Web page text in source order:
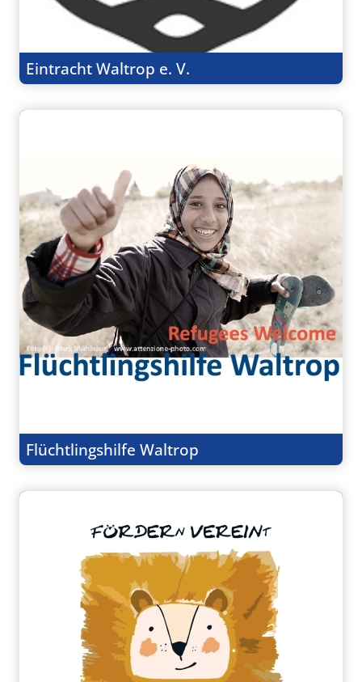
Eintracht Waltrop e. V.
Flüchtlingshilfe Waltrop